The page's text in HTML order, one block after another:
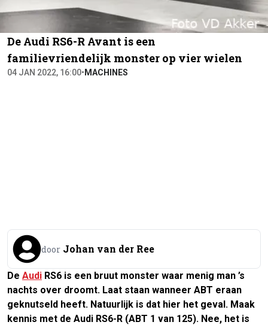
De Audi RS6-R Avant is een
familievriendelijk monster op vier wielen
04 JAN 2022, 16:00• MACHINES
door Johan van der Ree
De Audi RS6 is een bruut monster waar menig man ’s
nachts over droomt. Laat staan wanneer ABT eraan
geknutseld heeft. Natuurlijk is dat hier het geval. Maak
kennis met de Audi RS6-R (ABT 1 van 125). Nee, het is